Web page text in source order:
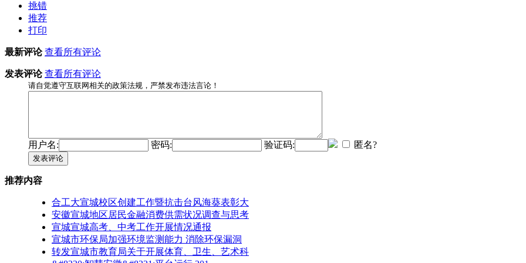
挑错
推荐
打印
最新评论 查看所有评论
发表评论 查看所有评论
请自觉遵守互联网相关的政策法规，严禁发布违法言论！
用户名: 密码: 验证码: 匿名?
发表评论
推荐内容
合工大宣城校区创建工作暨抗击台风海葵表彰大
安徽宣城地区居民金融消费供需状况调查与思考
宣城宣城高考、中考工作开展情况通报
宣城市环保局加强环境监测能力 消除环保漏洞
转发宣城市教育局关于开展体育、卫生、艺术科